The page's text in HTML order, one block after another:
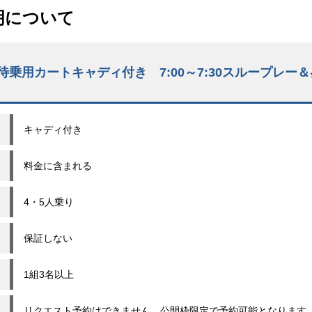
ついて
乗用カートキャディ付き 7:00～7:30スループレー
キャディ付き
料金に含まれる
4・5人乗り
保証しない
1組3名以上